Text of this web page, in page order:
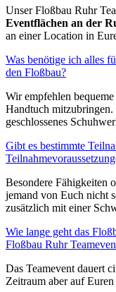
Unser Floßbau Ruhr
Eventflächen an der
an einer Location in
Was benötige ich alles
den Floßbau?
Wir empfehlen
Handtuch
geschlossenes
Gibt es bestimmte
Besondere Fähigkeiten
jemand von Euch nicht
zusätzlich mit einer
Wie lange geht das
Floßbau Ruhr
Das Teamevent dauert
Zeitraum aber auf Euren